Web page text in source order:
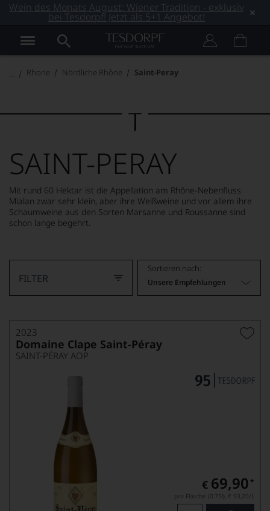
Wein des Monats August: Wiener Tradition - exklusiv
bei Tesdorpf! Jetzt als 5+1 Angebot!
Rhone Nördliche Rhône Saint-Peray
SAINT-PERAY
Mit rund 60 Hektar ist die Appellation am Rhône-Nebenfluss
Mialan zwar sehr klein, aber ihre Weißweine und vor allem ihre
Schaumweine aus den Sorten Marsanne und Roussanne sind
schon lange begehrt.
FILTER
Sortieren nach:
Unsere Empfehlungen
2023
Domaine Clape Saint-Péray
SAINT-PÉRAY AOP
€ 69,90 *
pro Flasche (0.75l), € 93,20/L